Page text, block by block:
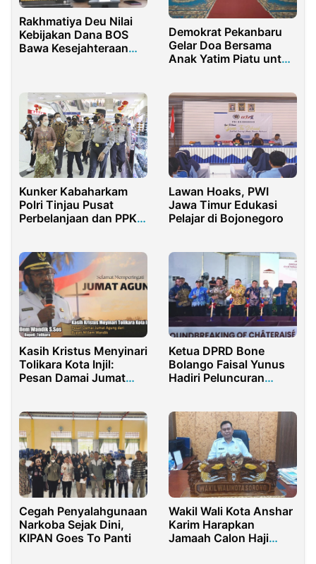
Rakhmatiya Deu Nilai
Kebijakan Dana BOS
Bawa Kesejahteraan
Demokrat Pekanbaru
Gelar Doa Bersama
Anak Yatim Piatu untuk
Kunker Kabaharkam
Polri Tinjau Pusat
Perbelanjaan dan PPKM
Lawan Hoaks, PWI
Jawa Timur Edukasi
Pelajar di Bojonegoro
Kasih Kristus Menyinari
Tolikara Kota Injil:
Pesan Damai Jumat
Ketua DPRD Bone
Bolango Faisal Yunus
Hadiri Peluncuran
Cegah Penyalahgunaan
Narkoba Sejak Dini,
KIPAN Goes To Panti
Wakil Wali Kota Anshar
Karim Harapkan
Jamaah Calon Haji